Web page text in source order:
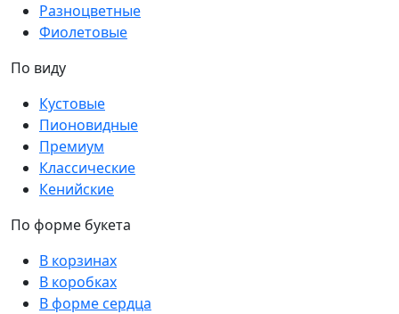
Разноцветные
Фиолетовые
По виду
Кустовые
Пионовидные
Премиум
Классические
Кенийские
По форме букета
В корзинах
В коробках
В форме сердца